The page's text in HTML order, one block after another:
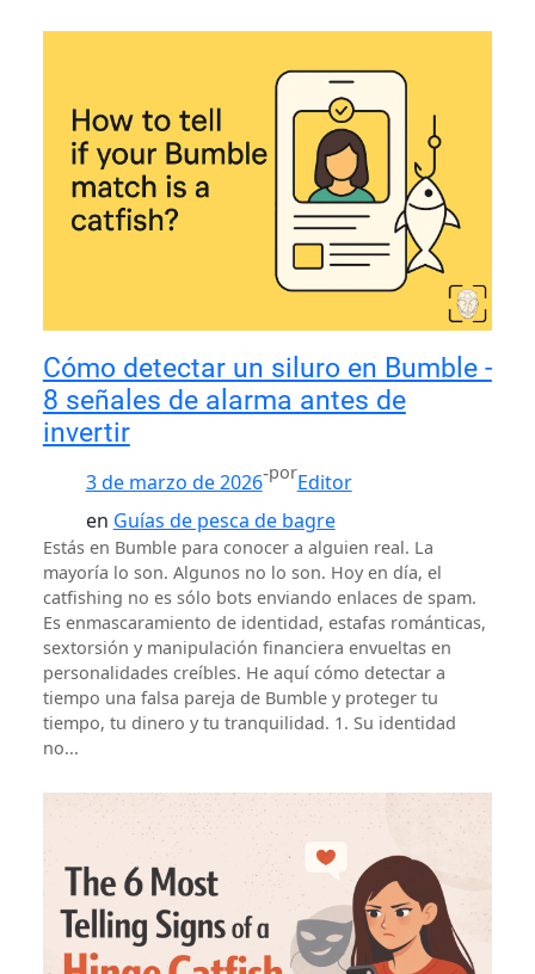
Cómo detectar un siluro en Bumble -
8 señales de alarma antes de
invertir
3 de marzo de 2026-porEditor
en Guías de pesca de bagre
Estás en Bumble para conocer a alguien real. La
mayoría lo son. Algunos no lo son. Hoy en día, el
catfishing no es sólo bots enviando enlaces de spam.
Es enmascaramiento de identidad, estafas románticas,
sextorsión y manipulación financiera envueltas en
personalidades creíbles. He aquí cómo detectar a
tiempo una falsa pareja de Bumble y proteger tu
tiempo, tu dinero y tu tranquilidad. 1. Su identidad
no...